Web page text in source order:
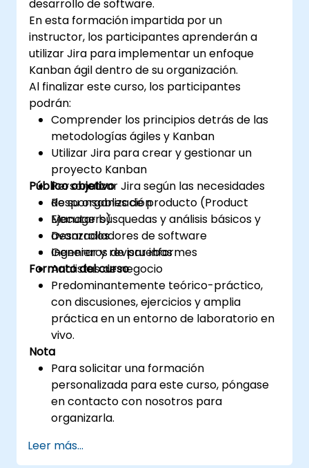
desarrollo de software.
En esta formación impartida por un
instructor, los participantes aprenderán a
utilizar Jira para implementar un enfoque
Kanban ágil dentro de su organización.
Al finalizar este curso, los participantes
podrán:
Comprender los principios detrás de las
metodologías ágiles y Kanban
Utilizar Jira para crear y gestionar un
proyecto Kanban
Personalizar Jira según las necesidades
de su organización
Ejecutar búsquedas y análisis básicos y
avanzados
Generar y revisar informes
Público objetivo
Responsables de producto (Product
Managers)
Desarrolladores de software
Ingenieros de pruebas
Analistas de negocio
Formato del curso
Predominantemente teórico-práctico,
con discusiones, ejercicios y amplia
práctica en un entorno de laboratorio en
vivo.
Nota
Para solicitar una formación
personalizada para este curso, póngase
en contacto con nosotros para
organizarla.
Leer más...